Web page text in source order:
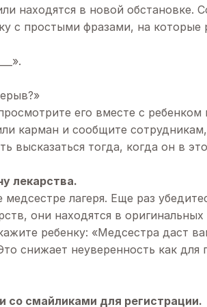
находятся в новой обстановке.
с простыми фразами, на которые
его вместе с ребенком
карман и сообщите
высказаться тогда, когда он в
лекарства.
лагеря. Еще раз
они находятся в
ребенку: «Медсестра даст
снижает неуверенность как для
со смайликами для регистрации.